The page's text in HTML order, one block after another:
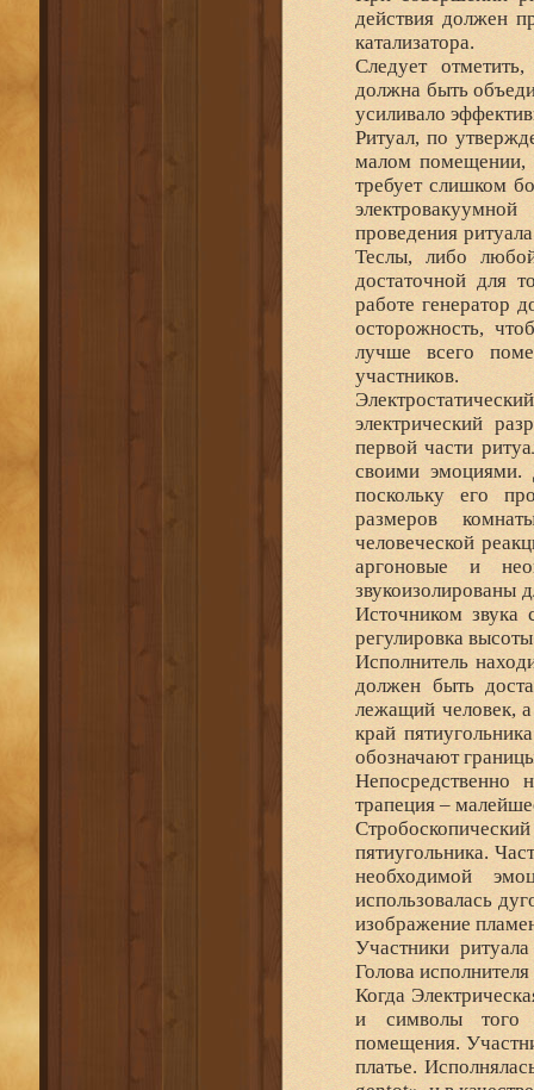
действия должен
катализатора.
Следует
должна быть
усиливало
Ритуал, по
малом помещении,
требует слишком
проведения
Теслы, либо
достаточной для
работе генератор
осторожность,
лучше всего
участников.
электрический
первой части
своими эмоциями.
поскольку его
размеров
человеческой
аргоновые и
звукоизолированы
Источником звука
регулировка
Исполнитель
должен быть
лежащий человек,
край
обозначают
Непосредственно
трапеция –
пятиугольника.
необходимой
использовалась
изображение
Участники
Голова
Когда
и символы того
помещения.
платье.